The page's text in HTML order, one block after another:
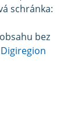
schránka:
bez
Digiregion